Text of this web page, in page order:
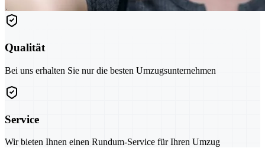
Qualität
Bei uns erhalten Sie nur die besten Umzugsunternehmen
Service
Wir bieten Ihnen einen Rundum-Service für Ihren Umzug